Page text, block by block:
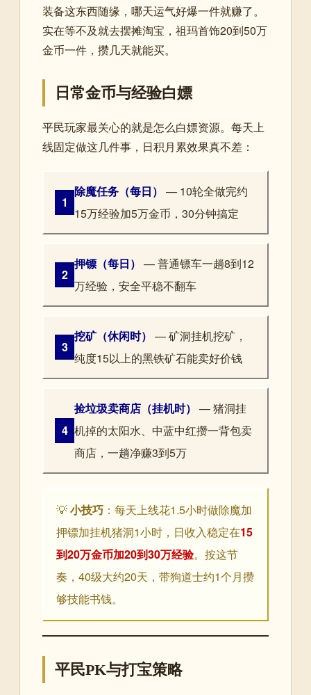
装备这东西随缘，哪天运气好爆一件就赚了。
实在等不及就去摆摊淘宝，祖玛首饰20到50万
金币一件，攒几天就能买。
日常金币与经验白嫖
平民玩家最关心的就是怎么白嫖资源。每天上
线固定做这几件事，日积月累效果真不差：
1
除魔任务（每日） — 10轮全做完约
15万经验加5万金币，30分钟搞定
2
押镖（每日） — 普通镖车一趟8到12
万经验，安全平稳不翻车
3
挖矿（休闲时） — 矿洞挂机挖矿，
纯度15以上的黑铁矿石能卖好价钱
4
捡垃圾卖商店（挂机时） — 猪洞挂
机掉的太阳水、中蓝中红攒一背包卖
商店，一趟净赚3到5万
💡小技巧 ：每天上线花1.5小时做除魔加
押镖加挂机猪洞1小时，日收入稳定在15
到20万金币加20到30万经验。按这节
奏，40级大约20天，带狗道士约1个月攒
够技能书钱。
平民PK与打宝策略